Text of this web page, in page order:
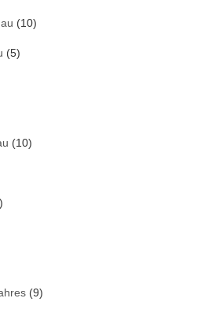
(10)
(5)
(10)
(9)